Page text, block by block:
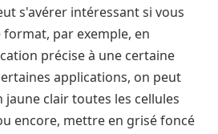
s'avérer intéressant si vous
par exemple, en
précise à une certaine
applications, on peut
clair toutes les cellules
encore, mettre en grisé foncé